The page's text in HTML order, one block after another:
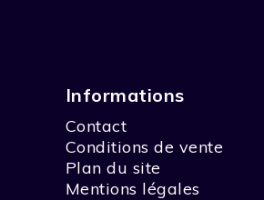
Informations
Contact
Conditions de vente
Plan du site
Mentions légales